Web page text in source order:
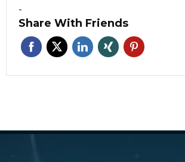
-
Share With Friends